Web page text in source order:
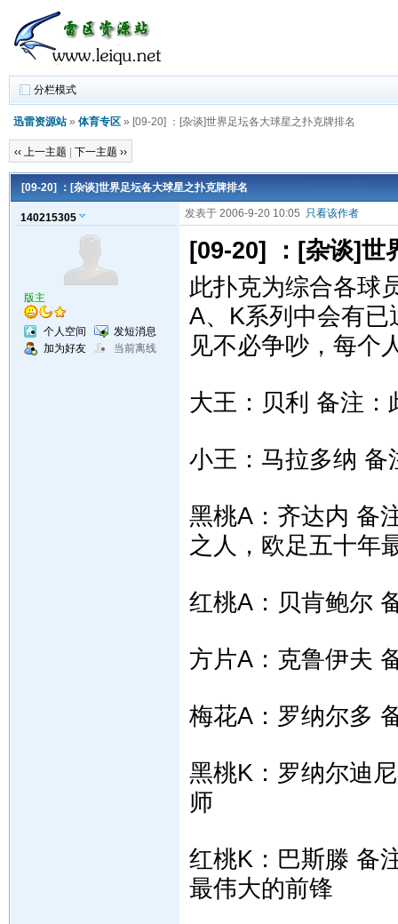
分栏模式
迅雷资源站» 体育专区» [09-20] ：[杂谈]世界足坛各大球星之扑克牌排名
‹‹ 上一主题 下一主题 ››
[09-20] ：[杂谈]世界足坛各大球星之扑克牌排名
140215305
版主
个人空间
发短消息
加为好友
当前离线
发表于 2006-9-20 10:05 只看该作者
[09-20] ：[杂谈]世
此扑克为综合各球
A、K系列中会有
见不必争吵，每个
大王：贝利 备注：
小王：马拉多纳 备
黑桃A：齐达内 备
之人，欧足五十年
红桃A：贝肯鲍尔
方片A：克鲁伊夫
梅花A：罗纳尔多
黑桃K：罗纳尔迪
师
红桃K：巴斯滕 备
最伟大的前锋